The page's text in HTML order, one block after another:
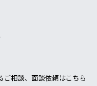
相談、面談依頼はこちら